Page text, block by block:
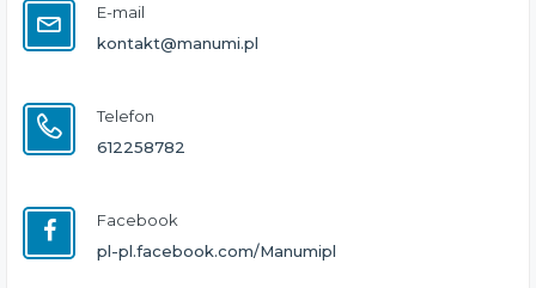
E-mail
kontakt@manumi.pl
Telefon
612258782
Facebook
pl-pl.facebook.com/Manumipl